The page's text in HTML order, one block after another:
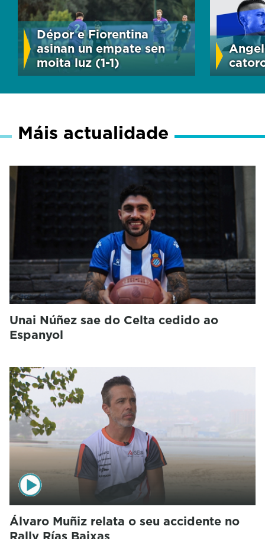
Dépor e Fiorentina
asinan un empate sen
moita luz (1-1)
Máis actualidade
Unai Núñez sae do Celta cedido ao
Espanyol
Álvaro Muñiz relata o seu accidente no